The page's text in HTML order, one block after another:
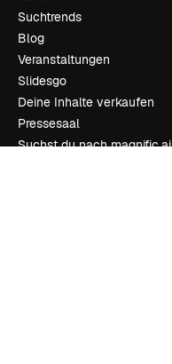
Suchtrends
Blog
Veranstaltungen
Slidesgo
Deine Inhalte verkaufen
Pressesaal
Suchst du nach magnific.ai